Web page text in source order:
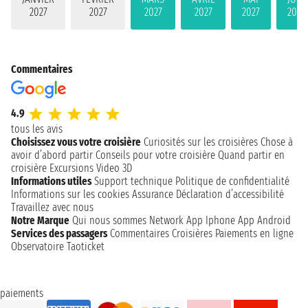
2027
2027
2027
2027
2027
2027
Commentaires
4.9
tous les avis
Choisissez vous votre croisière Curiosités sur les croisières Chose à
avoir d’abord partir Conseils pour votre croisière Quand partir en
croisière Excursions Video 3D
Informations utiles Support technique Politique de confidentialité
Informations sur les cookies Assurance Déclaration d’accessibilité
Travaillez avec nous
Notre Marque Qui nous sommes Network App Iphone App Android
Services des passagers Commentaires Croisières Paiements en ligne
Observatoire Taoticket
paiements